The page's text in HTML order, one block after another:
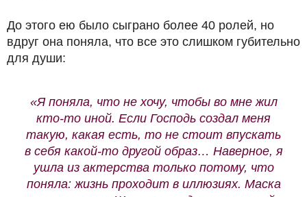
До этого ею было сыграно более 40 ролей, но
вдруг она поняла, что все это слишком губительно
для души:
«Я поняла, что не хочу, чтобы во мне жил
кто-то иной. Если Господь создал меня
такую, какая есть, то не стоит впускать
в себя какой-то другой образ… Наверное, я
ушла из актерства только потому, что
поняла: жизнь проходит в иллюзиях. Маска